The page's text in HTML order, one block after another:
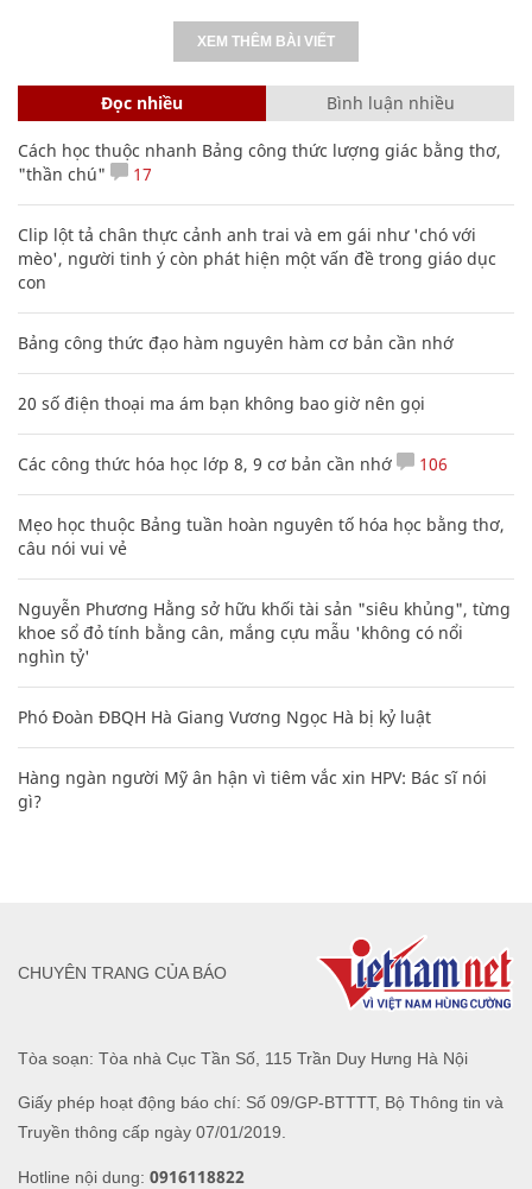
XEM THÊM BÀI VIẾT
Đọc nhiều Bình luận nhiều
Cách học thuộc nhanh Bảng công thức lượng giác bằng thơ,
"thần chú"
17
Clip lột tả chân thực cảnh anh trai và em gái như 'chó với
mèo', người tinh ý còn phát hiện một vấn đề trong giáo dục
con
Bảng công thức đạo hàm nguyên hàm cơ bản cần nhớ
20 số điện thoại ma ám bạn không bao giờ nên gọi
Các công thức hóa học lớp 8, 9 cơ bản cần nhớ 106
Mẹo học thuộc Bảng tuần hoàn nguyên tố hóa học bằng thơ,
câu nói vui vẻ
Nguyễn Phương Hằng sở hữu khối tài sản "siêu khủng", từng
khoe sổ đỏ tính bằng cân, mắng cựu mẫu 'không có nổi
nghìn tỷ'
Phó Đoàn ĐBQH Hà Giang Vương Ngọc Hà bị kỷ luật
Hàng ngàn người Mỹ ân hận vì tiêm vắc xin HPV: Bác sĩ nói
gì?
Tòa soạn: Tòa nhà Cục Tần Số, 115 Trần Duy Hưng Hà Nội
Giấy phép hoạt động báo chí: Số 09/GP-BTTTT, Bộ Thông tin và
Truyền thông cấp ngày 07/01/2019.
Hotline nội dung: 0916118822
CHUYÊN TRANG CỦA BÁO